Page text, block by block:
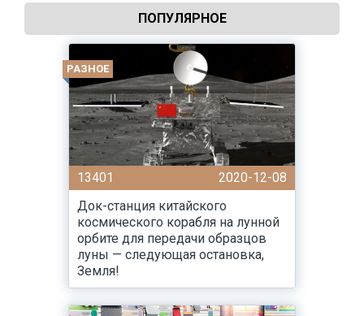
ПОПУЛЯРНОЕ
РАЗНОЕ
13401
2020-12-08
Док-станция китайского
космического корабля на лунной
орбите для передачи образцов
луны — следующая остановка,
Земля!